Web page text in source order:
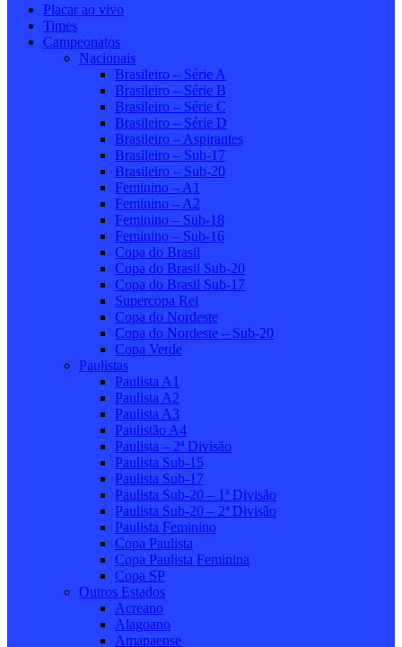
Placar ao vivo
Times
Campeonatos
Nacionais
Brasileiro – Série A
Brasileiro – Série B
Brasileiro – Série C
Brasileiro – Série D
Brasileiro – Aspirantes
Brasileiro – Sub-17
Brasileiro – Sub-20
Feminino – A1
Feminino – A2
Feminino – Sub-18
Feminino – Sub-16
Copa do Brasil
Copa do Brasil Sub-20
Copa do Brasil Sub-17
Supercopa Rei
Copa do Nordeste
Copa do Nordeste – Sub-20
Copa Verde
Paulistas
Paulista A1
Paulista A2
Paulista A3
Paulistão A4
Paulista – 2ª Divisão
Paulista Sub-15
Paulista Sub-17
Paulista Sub-20 – 1ª Divisão
Paulista Sub-20 – 2ª Divisão
Paulista Feminino
Copa Paulista
Copa Paulista Feminina
Copa SP
Outros Estados
Acreano
Alagoano
Amapaense